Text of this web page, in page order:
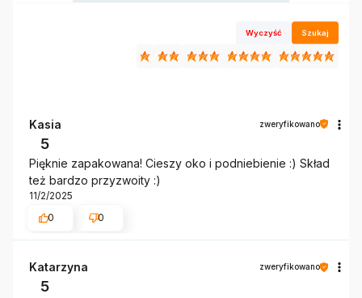
Wyczyść Szukaj
Kasia zweryfikowano
5
Pięknie zapakowana! Cieszy oko i podniebienie :) Skład
też bardzo przyzwoity :)
11/2/2025
0
0
Katarzyna zweryfikowano
5